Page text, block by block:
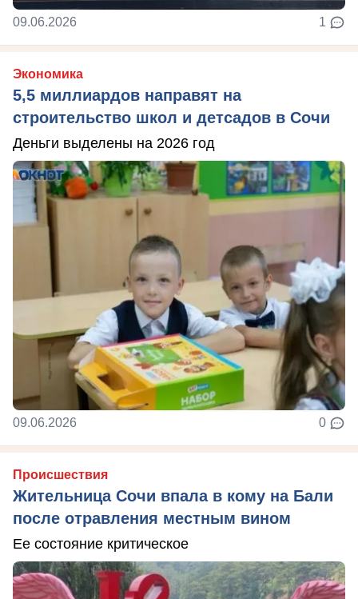
09.06.2026 1
Экономика
5,5 миллиардов направят на
строительство школ и детсадов в Сочи
Деньги выделены на 2026 год
09.06.2026 0
Происшествия
Жительница Сочи впала в кому на Бали
после отравления местным вином
Ее состояние критическое